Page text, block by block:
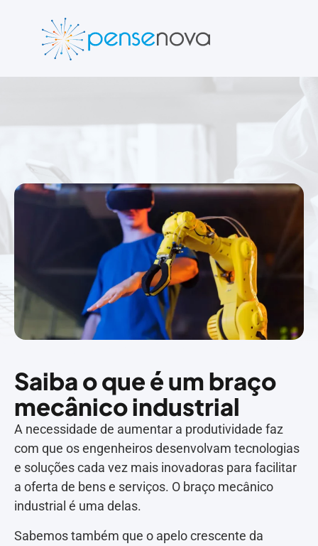
Saiba o que é um braço
mecânico industrial
A necessidade de aumentar a produtividade faz
com que os engenheiros desenvolvam tecnologias
e soluções cada vez mais inovadoras para facilitar
a oferta de bens e serviços. O braço mecânico
industrial é uma delas.
Sabemos também que o apelo crescente da